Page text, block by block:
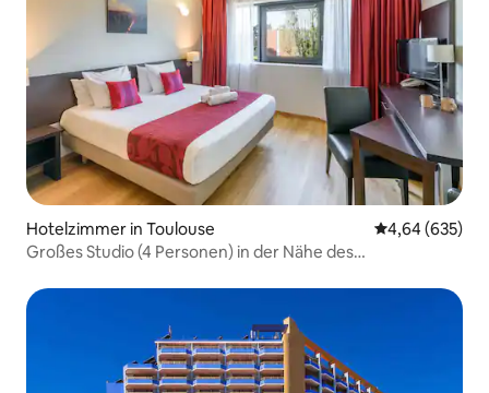
Hotelzimmer in Toulouse
4,64 (635)
Großes Studio (4 Personen) in der Nähe des